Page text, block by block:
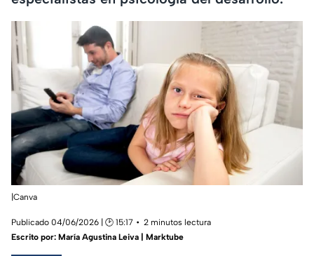
|Canva
Publicado 04/06/2026 | 🕑 15:17
2 minutos lectura
Escrito por: María Agustina Leiva | Marktube